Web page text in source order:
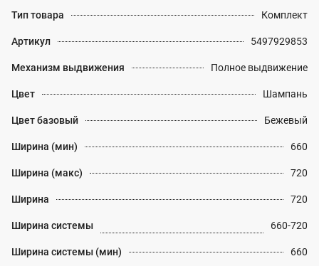
Тип товара Комплект
Артикул 5497929853
Механизм выдвижения Полное выдвижение
Цвет Шампань
Цвет базовый Бежевый
Ширина (мин) 660
Ширина (макс) 720
Ширина 720
Ширина системы 660-720
Ширина системы (мин) 660